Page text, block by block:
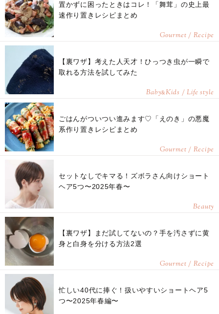
置かずに困ったときはコレ！「舞茸」の史上最
速作り置きレシピまとめ
Gourmet / Recipe
【裏ワザ】考えた人天才！ひっつき虫が一瞬で
取れる方法を試してみた
Baby&Kids / Life style
ごはんがついつい進みます♡「えのき」の悪魔
系作り置きレシピまとめ
Gourmet / Recipe
セットなしでキマる！ズボラさん向けショート
ヘア5つ〜2025年春〜
Beauty
【裏ワザ】まだ試してないの？手を汚さずに黄
身と白身を分ける方法2選
Gourmet / Recipe
忙しい40代に捧ぐ！扱いやすいショートヘア5
つ〜2025年春編〜